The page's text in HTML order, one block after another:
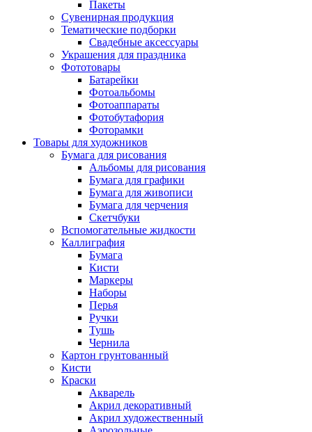
Пакеты
Сувенирная продукция
Тематические подборки
Свадебные аксессуары
Украшения для праздника
Фототовары
Батарейки
Фотоальбомы
Фотоаппараты
Фотобутафория
Фоторамки
Товары для художников
Бумага для рисования
Альбомы для рисования
Бумага для графики
Бумага для живописи
Бумага для черчения
Скетчбуки
Вспомогательные жидкости
Каллиграфия
Бумага
Кисти
Маркеры
Наборы
Перья
Ручки
Тушь
Чернила
Картон грунтованный
Кисти
Краски
Акварель
Акрил декоративный
Акрил художественный